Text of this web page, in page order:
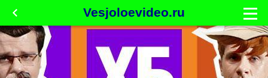
Vesjoloevideo.ru